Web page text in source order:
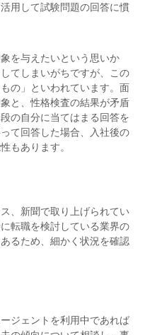
用して試験問題の回答に慣
を与えたいという思いか
てしまいがちですが、この
の」といわれています。面
と、性格検査の結果が矛盾
の自分に当てはまる回答を
て回答した場合、入社後の
もあります。
、新聞で取り上げられてい
転職を検討している業界の
るため、細かく状況を確認
ジェントを利用中であれば